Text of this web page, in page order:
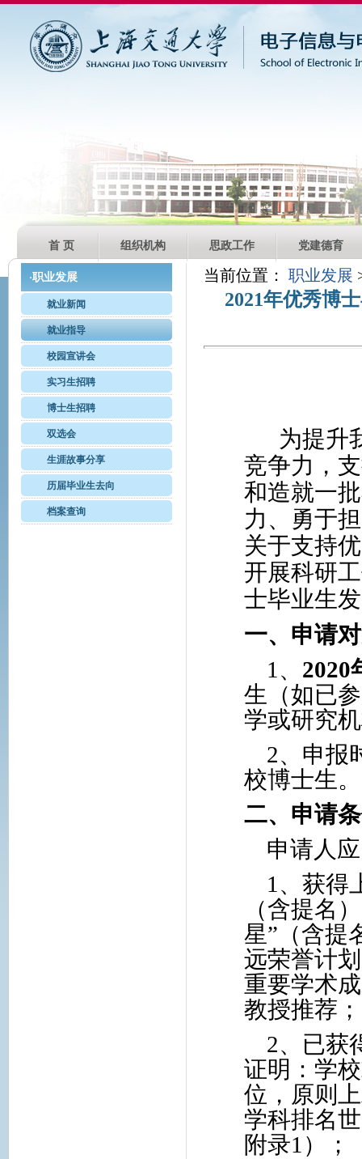
首 页 组织机构 思政工作 党建德育
·职业发展
就业新闻
就业指导
校园宣讲会
实习生招聘
博士生招聘
双选会
生涯故事分享
历届毕业生去向
档案查询
当前位置：职业发展
2021年优秀博
为提升
竞争力，
和造就一
力、勇于
关于支持
开展科研
士毕业生
一、申请
1 、 2020
生（如已
学或研究
2、申报
校博士生。
二、申请
申请人
1 、获得
（含提名
星”（含提
远荣誉计
重要学术
教授推荐；
2、已获
证明：学
位，原则上
学科排名
附录1 ）；